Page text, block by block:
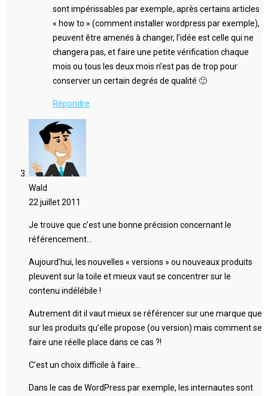
sont impérissables par exemple, après certains articles
« how to » (comment installer wordpress par exemple),
peuvent être amenés à changer, l’idée est celle qui ne
changera pas, et faire une petite vérification chaque
mois ou tous les deux mois n’est pas de trop pour
conserver un certain degrés de qualité 🙂
Répondre
Wald
22 juillet 2011
Je trouve que c’est une bonne précision concernant le
référencement…
Aujourd’hui, les nouvelles « versions » ou nouveaux produits
pleuvent sur la toile et mieux vaut se concentrer sur le
contenu indélébile !
Autrement dit il vaut mieux se référencer sur une marque que
sur les produits qu’elle propose (ou version) mais comment se
faire une réelle place dans ce cas ?!
C’est un choix difficile à faire…
Dans le cas de WordPress par exemple, les internautes sont